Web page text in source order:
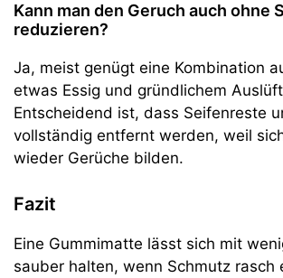
Kann man den Geruch auch ohne
reduzieren?
Ja, meist genügt eine Kombination
etwas Essig und gründlichem
Entscheidend ist, dass Seifenreste
vollständig entfernt werden, weil
wieder Gerüche bilden.
Fazit
Eine Gummimatte lässt sich mit
sauber halten, wenn Schmutz rasch